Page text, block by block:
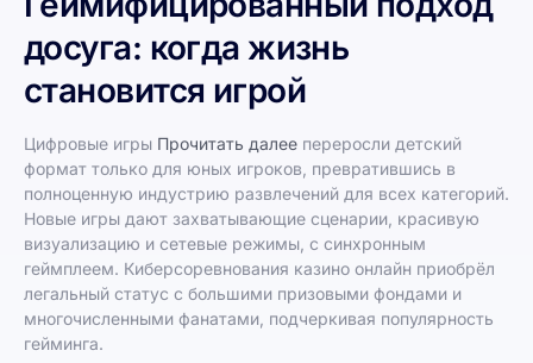
досуга: когда жизнь
становится игрой
Цифровые игры Прочитать далее переросли детский
формат только для юных игроков, превратившись в
полноценную индустрию развлечений для всех категорий.
Новые игры дают захватывающие сценарии, красивую
визуализацию и сетевые режимы, с синхронным
геймплеем. Киберсоревнования казино онлайн приобрёл
легальный статус с большими призовыми фондами и
многочисленными фанатами, подчеркивая популярность
гейминга.